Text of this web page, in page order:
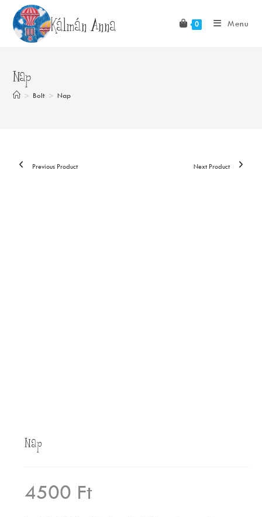
content
Kálmán Anna 0 Menu
Nap
> Bolt > Nap
Previous Product Next Product
Nap
4500 Ft